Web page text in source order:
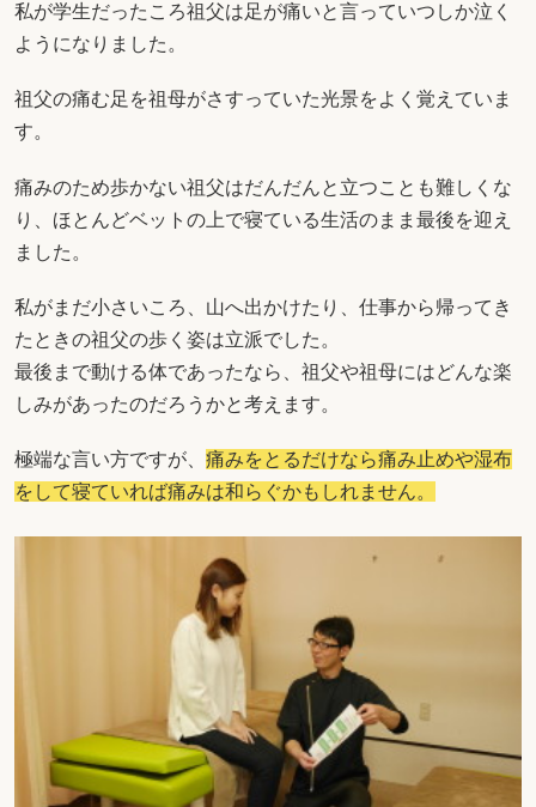
私が学生だったころ祖父は足が痛いと言っていつしか泣く
ようになりました。
祖父の痛む足を祖母がさすっていた光景をよく覚えていま
す。
痛みのため歩かない祖父はだんだんと立つことも難しくな
り、ほとんどベットの上で寝ている生活のまま最後を迎え
ました。
私がまだ小さいころ、山へ出かけたり、仕事から帰ってき
たときの祖父の歩く姿は立派でした。
最後まで動ける体であったなら、祖父や祖母にはどんな楽
しみがあったのだろうかと考えます。
極端な言い方ですが、 痛みをとるだけなら痛み止めや湿布
をして寝ていれば痛みは和らぐかもしれません。